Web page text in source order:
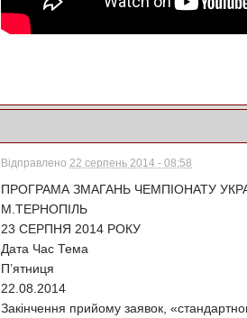
Відправлено22 серпень 2014 - 08:58
ПРОГРАМА ЗМАГАНЬ ЧЕМПІОНАТУ
М.ТЕРНОПІЛЬ
23 СЕРПНЯ 2014 РОКУ
Дата Час Тема
П’ятниця
22.08.2014
Закінчення прийому заявок,